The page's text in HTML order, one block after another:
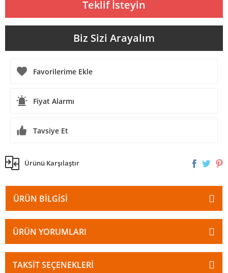
Teklif İsteyin
Biz Sizi Arayalım
Fiyat Alarmı
Tavsiye Et
Ürünü Karşılaştır
ÜRÜN BILGISI
ÜRÜN YORUMLARI
TAKSIT SEÇENEKLERI